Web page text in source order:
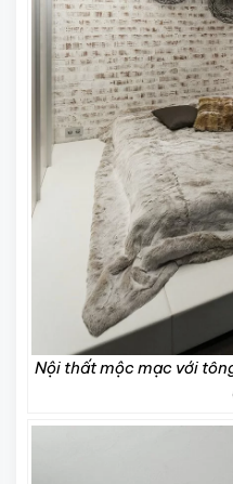
Nội thất mộc mạc với